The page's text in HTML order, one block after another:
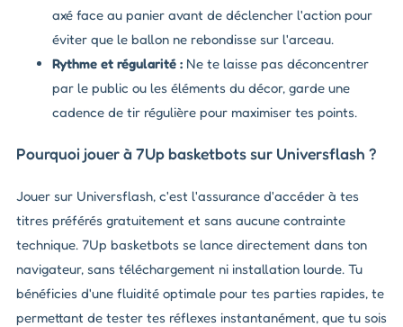
axé face au panier avant de déclencher l'action pour
éviter que le ballon ne rebondisse sur l'arceau.
Rythme et régularité : Ne te laisse pas déconcentrer
par le public ou les éléments du décor, garde une
cadence de tir régulière pour maximiser tes points.
Pourquoi jouer à 7Up basketbots sur Universflash ?
Jouer sur Universflash, c'est l'assurance d'accéder à tes
titres préférés gratuitement et sans aucune contrainte
technique. 7Up basketbots se lance directement dans ton
navigateur, sans téléchargement ni installation lourde. Tu
bénéficies d'une fluidité optimale pour tes parties rapides, te
permettant de tester tes réflexes instantanément, que tu sois